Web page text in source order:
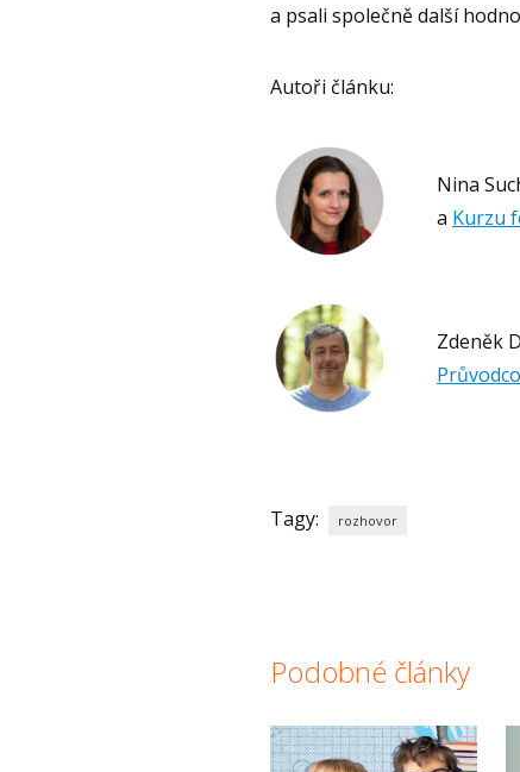
a psali společně další
Autoři článku:
Nina
a Kurzu
Zdeněk
Tagy: rozhovor
Podobné články